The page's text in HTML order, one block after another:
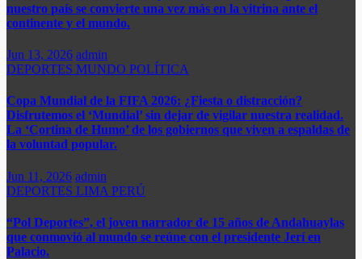
nuestro país se convierte una vez más en la vitrina ante el
continente y el mundo.​
Jun 13, 2026 admin
DEPORTES MUNDO POLÍTICA
Copa Mundial de la FIFA 2026: ¿Fiesta o distracción?
Disfrutemos el ‘Mundial’ sin dejar de vigilar nuestra realidad.
La ‘Cortina de Humo’ de los gobiernos que viven a espaldas de
la voluntad popular.
Jun 11, 2026 admin
DEPORTES LIMA PERÚ
“Pol Deportes”, el joven narrador de 15 años de Andahuaylas
que conmovió al mundo se reúne con el presidente Jerí en
Palacio.